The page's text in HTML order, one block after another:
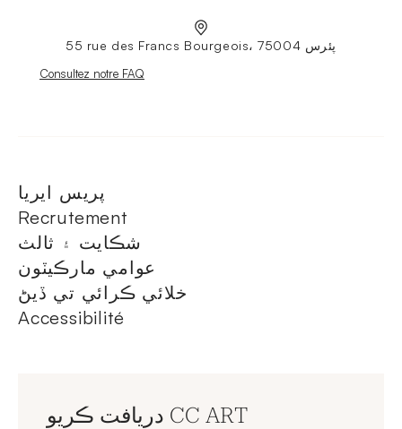
55 rue des Francs Bourgeois، 75004 پئرس
Nouvelle fenêtre
Consultez notre FAQ
پريس ايريا
Recrutement
شڪايت ۽ ثالث
عوامي مارڪيٽون
خلائي ڪرائي تي ڏيڻ
Accessibilité
دريافت ڪريو CC ART